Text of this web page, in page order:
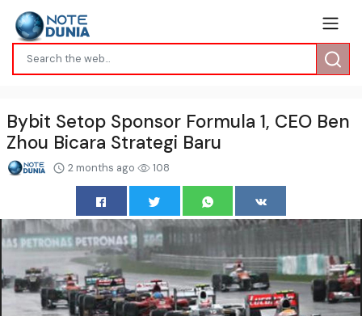
Bybit Setop Sponsor Formula 1, CEO Ben
Zhou Bicara Strategi Baru
2 months ago 108